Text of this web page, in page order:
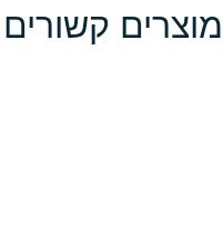
מוצרים קשורים